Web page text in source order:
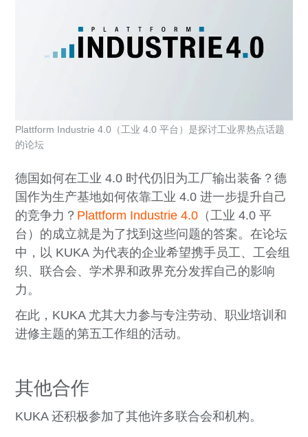
德国如何在工业 4.0 时代仍旧为工厂输出装备？德
国作为生产基地如何依靠工业 4.0 进一步提升自己
的竞争力？ Plattform Industrie 4.0 （工业 4.0 平
台）的成立就是为了找到这些问题的答案。在论坛
中，以 KUKA 为代表的企业希望携手员工、工会组
织、联合会、学术界和政界充分发挥自己的影响
力。
在此，KUKA 尤其大力参与专注劳动、职业培训和
进修主题的第五工作组的活动。
Plattform Industrie 4.0（工业 4.0 平台）是探讨工业界热点话题
的论坛
其他合作
KUKA 还积极参加了其他许多联合会和机构。